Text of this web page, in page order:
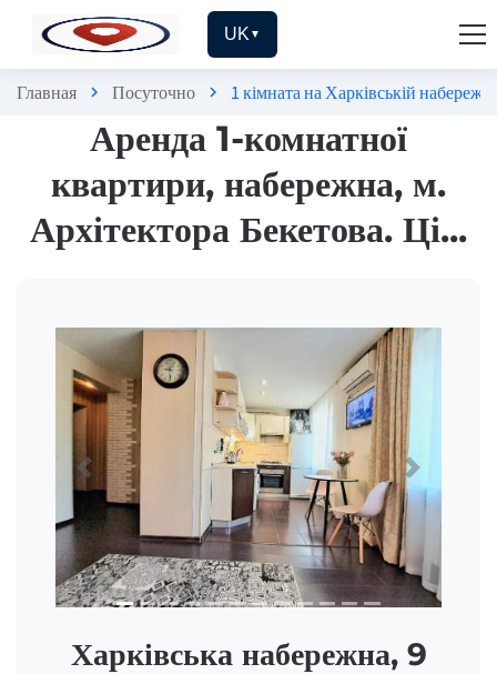
UK ▼
Главная chevron_right Посуточно chevron_right 1 кімната на Харківській
Аренда 1-комнатної
квартири, набережна, м.
Архітектора Бекетова. Ці...
Previous Next
Харківська набережна, 9